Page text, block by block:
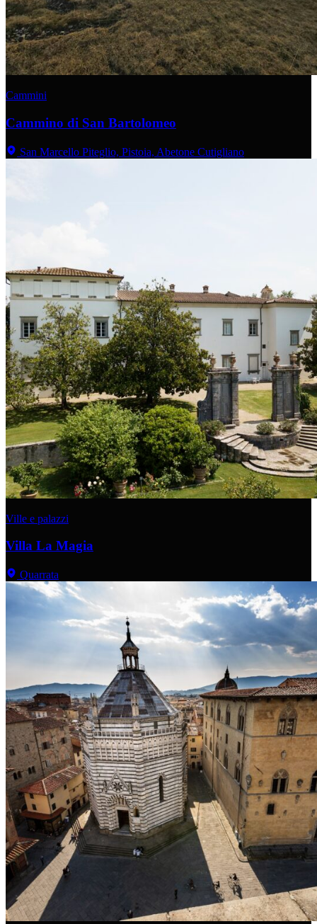
Cammini
Cammino di San Bartolomeo
San Marcello Piteglio, Pistoia, Abetone Cutigliano
Ville e palazzi
Villa La Magia
Quarrata